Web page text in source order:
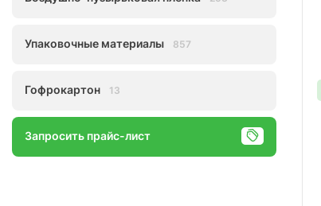
Упаковочные материалы 857
Гофрокартон 13
Запросить прайс-лист